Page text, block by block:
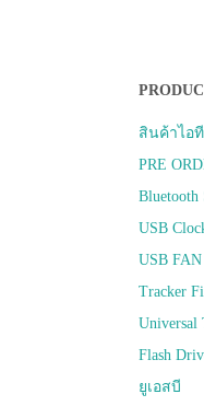
สินค้าไอ
PRE
Bluetooth
USB
USB FAN
Tracker
Universal
Flash
ยูเอสบี